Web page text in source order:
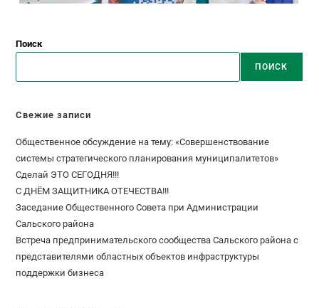
Поиск
ПОИСК
Свежие записи
Общественное обсуждение на тему: «Совершенствование
системы стратегического планирования муниципалитетов»
Сделай ЭТО СЕГОДНЯ!!!
С ДНЁМ ЗАЩИТНИКА ОТЕЧЕСТВА!!!
Заседание Общественного Совета при Администрации
Сальского района
Встреча предпринимательского сообщества Сальского района с
представителями областных объектов инфраструктуры
поддержки бизнеса